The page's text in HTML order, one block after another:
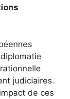
judiciaires.
de ces